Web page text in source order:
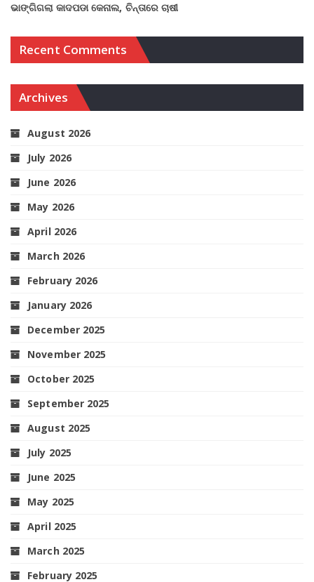
ଭାଙ୍ଗିଗଲା କାଦପଡା କେନାଲ, ଚିନ୍ତାରେ ଚାଷୀ
Recent Comments
Archives
August 2026
July 2026
June 2026
May 2026
April 2026
March 2026
February 2026
January 2026
December 2025
November 2025
October 2025
September 2025
August 2025
July 2025
June 2025
May 2025
April 2025
March 2025
February 2025